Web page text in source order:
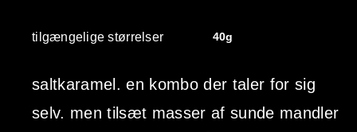
tilgængelige størrelser 40g
saltkaramel. en kombo der taler for sig
selv. men tilsæt masser af sunde mandler